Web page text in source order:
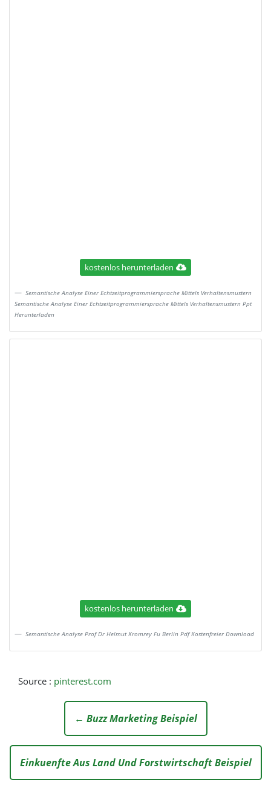
kostenlos herunterladen
Semantische Analyse Einer Echtzeitprogrammiersprache Mittels Verhaltensmustern
Semantische Analyse Einer Echtzeitprogrammiersprache Mittels Verhaltensmustern Ppt
Herunterladen
kostenlos herunterladen
Semantische Analyse Prof Dr Helmut Kromrey Fu Berlin Pdf Kostenfreier Download
Source : pinterest.com
← Buzz Marketing Beispiel
Einkuenfte Aus Land Und Forstwirtschaft Beispiel